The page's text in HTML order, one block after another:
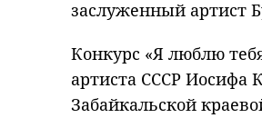
заслуженный артист
Конкурс «Я люблю
артиста СССР Иосифа
Забайкальской